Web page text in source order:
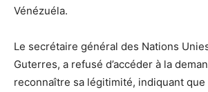
Vénézuéla.
Le secrétaire général des Nations
Guterres, a refusé d’accéder à la
reconnaître sa légitimité, indiquant que